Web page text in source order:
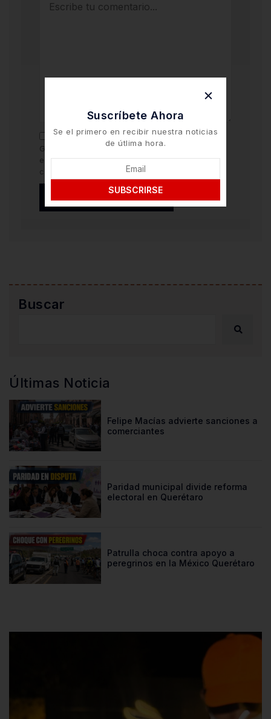
Guarda mi nombre y correo electrónico en
este navegador para la próxima vez que
comente.
Buscar
Últimas Noticia
Felipe Macías advierte sanciones a
comerciantes
Paridad municipal divide reforma
electoral en Querétaro
Patrulla choca contra apoyo a
peregrinos en la México Querétaro
Suscríbete Ahora
Se el primero en recibir nuestra noticias
de útlima hora.
SUBSCRIRSE